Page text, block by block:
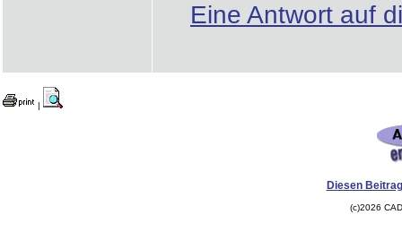
Eine Antwort auf
|
Diesen
(c)2026